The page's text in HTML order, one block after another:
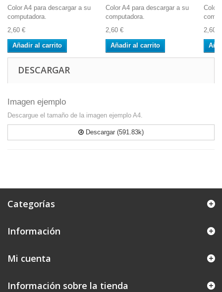
Color A4 para descargar a su
computadora.
2,60 €
Añadir al carrito
Color A4 para descargar a su
computadora.
2,60 €
Añadir al carrito
Color
2,60 €
DESCARGAR
Imagen ejemplo
Descargue el tamaño de la imagen ejemplo A4.
Descargar (591.83k)
Categorías
Información
Mi cuenta
Información sobre la tienda